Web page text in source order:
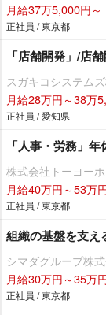
月給37万5,000円～
正社員 / 東京都
「店舗開発」/店
スガキコシステム
月給28万円～38万
正社員 / 愛知県
「人事・労務」
株式会社トーヨー
月給40万円～53万
正社員 / 東京都
組織の基盤を支え
シマダグループ株
月給30万円～35万
正社員 / 東京都